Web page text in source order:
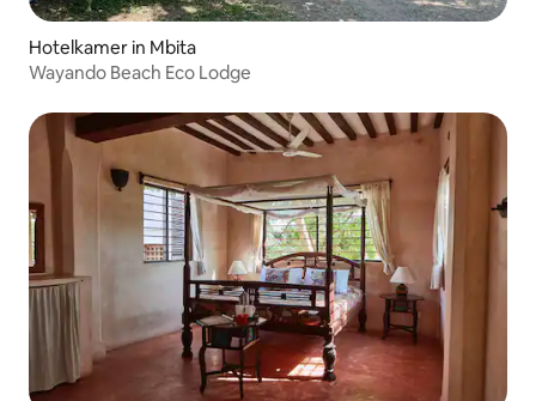
Hotelkamer in Mbita
Wayando Beach Eco Lodge